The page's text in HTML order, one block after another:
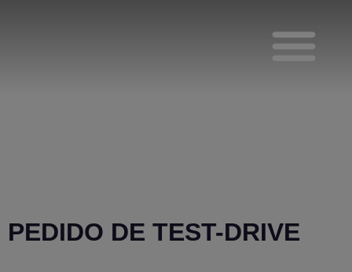
PEDIDO DE TEST-DRIVE